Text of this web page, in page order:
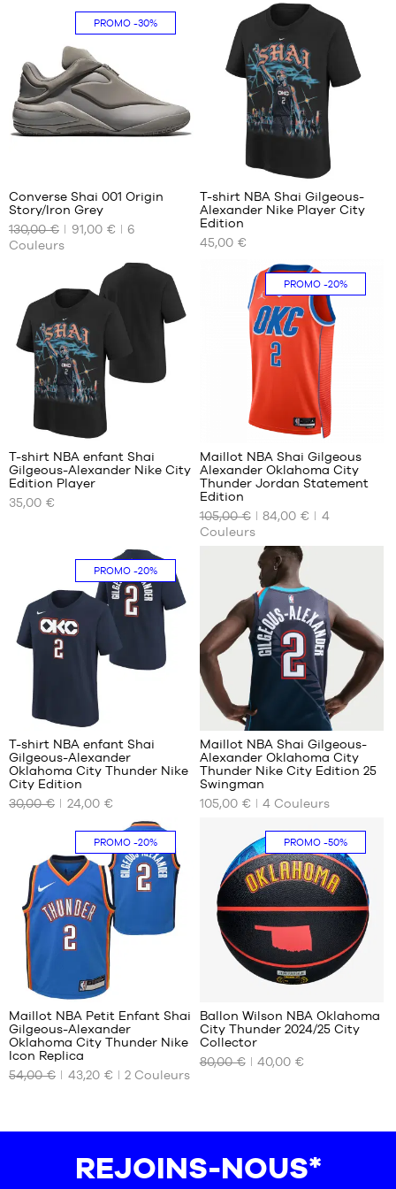
1m35
PROMO-30%
NOS
TAILLES
DISPONIBLES
Converse Shai 001 Origin
Story/Iron Grey
130,00 €
91,00 €
6
Couleurs
NOS
DISPONIBLES
T-shirt NBA Shai Gilgeous-
Alexander Nike Player City
Edition
45,00 €
NOS
DISPONIBLES
1m35
M -
enfant
- 1m35
1m50
L -
enfant
- 1m50
à
1m65
XL -
enfant
1m80
T-shirt NBA enfant Shai
Gilgeous-Alexander Nike City
Edition Player
35,00 €
PROMO -20%
NOS
TAILLES
DISPONIBLES
S
10
Maillot NBA Shai Gilgeous
Alexander Oklahoma City
Thunder Jordan Statement
Edition
105,00 €
84,00 €
4
Couleurs
PROMO-20%
NOS
TAILLES
DISPONIBLES
- 1m25
à
1m35
T-shirt NBA enfant Shai
Gilgeous-Alexander
Oklahoma City Thunder Nike
City Edition
30,00 €
24,00 €
NOS
TAILLES
DISPONIBLES
Maillot NBA Shai Gilgeous-
Alexander Oklahoma City
Thunder Nike City Edition 25
Swingman
105,00 €
4 Couleurs
PROMO-20%
NOS
TAILLES
DISPONIBLES
104-
10
Maillot NBA Petit Enfant Shai
Gilgeous-Alexander
Oklahoma City Thunder Nike
Icon Replica
54,00 €
43,20 € 2 Couleurs
PROMO -50%
NOS
DISPONIBLES
Ballon Wilson NBA Oklahoma
City Thunder 2024/25 City
Collector
80,00 €
40,00 €
REJOINS-NOUS*